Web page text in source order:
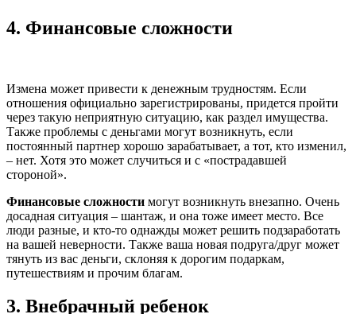
4. Финансовые сложности
Измена может привести к денежным трудностям. Если
отношения официально зарегистрированы, придется пройти
через такую неприятную ситуацию, как раздел имущества.
Также проблемы с деньгами могут возникнуть, если
постоянный партнер хорошо зарабатывает, а тот, кто изменил,
– нет. Хотя это может случиться и с «пострадавшей
стороной».
Финансовые сложности могут возникнуть внезапно. Очень
досадная ситуация – шантаж, и она тоже имеет место. Все
люди разные, и кто-то однажды может решить подзаработать
на вашей неверности. Также ваша новая подруга/друг может
тянуть из вас деньги, склоняя к дорогим подаркам,
путешествиям и прочим благам.
3. Внебрачный ребенок